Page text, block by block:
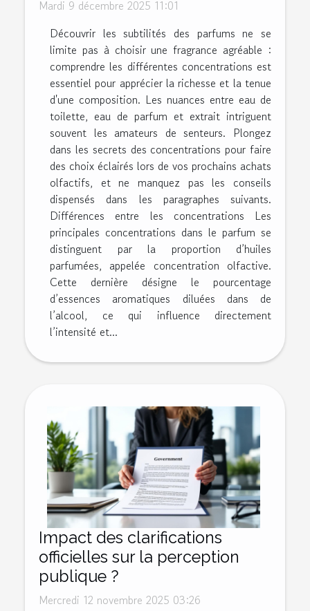
Mardi 9 décembre 2025 11:01
Découvrir les subtilités des parfums ne se
limite pas à choisir une fragrance agréable :
comprendre les différentes concentrations est
essentiel pour apprécier la richesse et la tenue
d'une composition. Les nuances entre eau de
toilette, eau de parfum et extrait intriguent
souvent les amateurs de senteurs. Plongez
dans les secrets des concentrations pour faire
des choix éclairés lors de vos prochains achats
olfactifs, et ne manquez pas les conseils
dispensés dans les paragraphes suivants.
Différences entre les concentrations Les
principales concentrations dans le parfum se
distinguent par la proportion d’huiles
parfumées, appelée concentration olfactive.
Cette dernière désigne le pourcentage
d’essences aromatiques diluées dans de
l’alcool, ce qui influence directement
l’intensité et...
Impact des clarifications
officielles sur la perception
publique ?
Mercredi 12 novembre 2025 03:26